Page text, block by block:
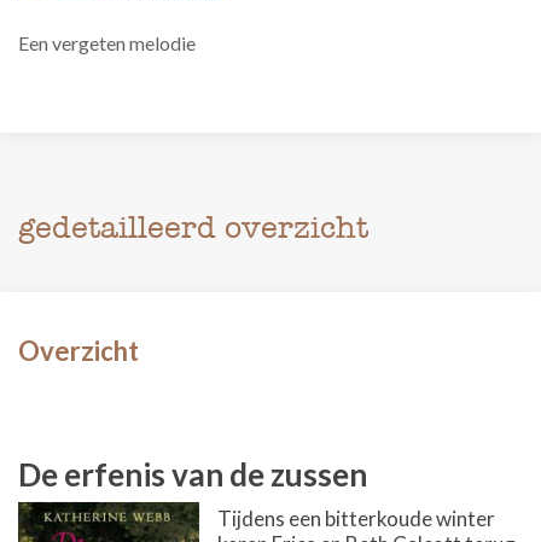
Een vergeten melodie
gedetailleerd overzicht
Overzicht
De erfenis van de zussen
Tijdens een bitterkoude winter